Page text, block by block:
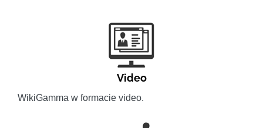
Video
WikiGamma w formacie video.